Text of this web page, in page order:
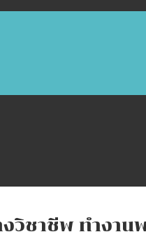
วิชาชีพ ทำงาน